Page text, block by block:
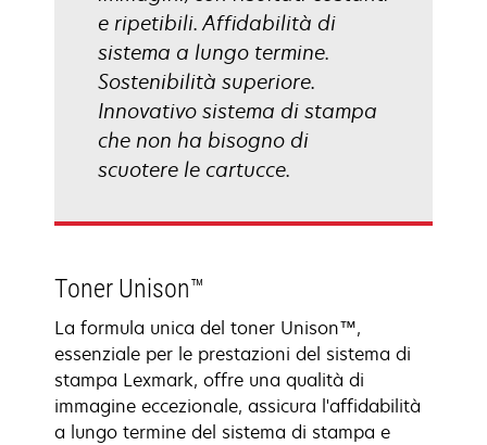
e ripetibili. Affidabilità di
sistema a lungo termine.
Sostenibilità superiore.
Innovativo sistema di stampa
che non ha bisogno di
scuotere le cartucce.
Toner Unison™
La formula unica del toner Unison™,
essenziale per le prestazioni del sistema di
stampa Lexmark, offre una qualità di
immagine eccezionale, assicura l'affidabilità
a lungo termine del sistema di stampa e